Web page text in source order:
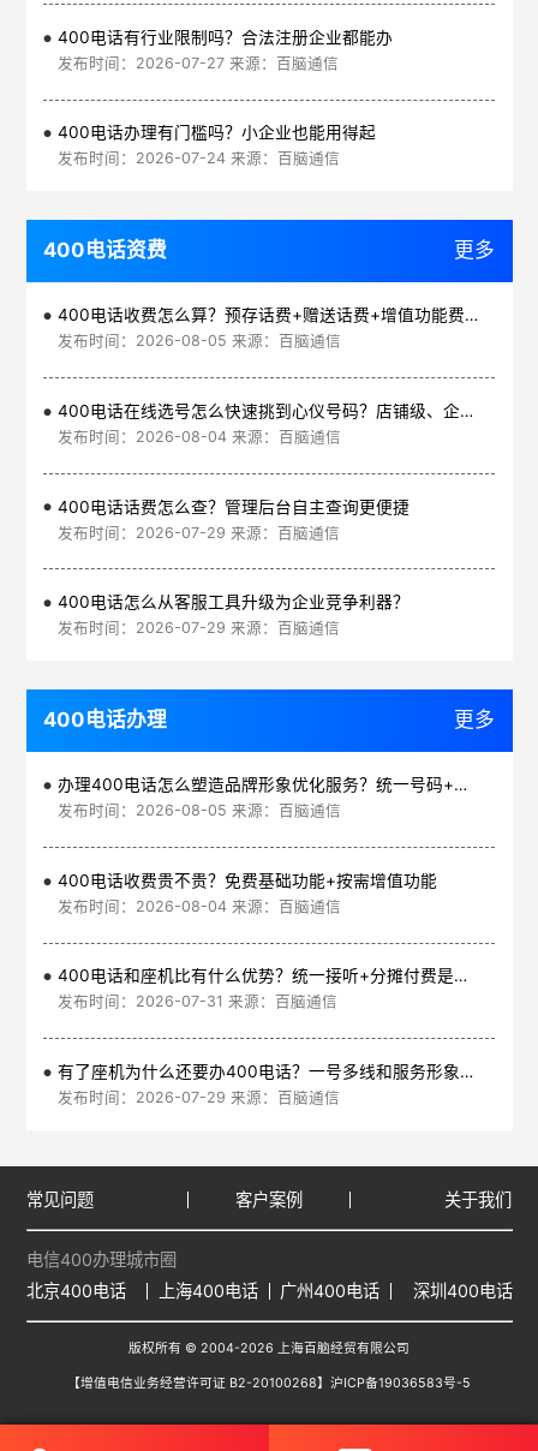
400电话有行业限制吗？合法注册企业都能办
发布时间：2026-07-27 来源：百脑通信
400电话办理有门槛吗？小企业也能用得起
发布时间：2026-07-24 来源：百脑通信
400电话资费 更多
400电话收费怎么算？预存话费+赠送话费+增值功能费透明实惠
发布时间：2026-08-05 来源：百脑通信
400电话在线选号怎么快速挑到心仪号码？店铺级、企业级、集团级一次看清
发布时间：2026-08-04 来源：百脑通信
400电话话费怎么查？管理后台自主查询更便捷
发布时间：2026-07-29 来源：百脑通信
400电话怎么从客服工具升级为企业竞争利器？
发布时间：2026-07-29 来源：百脑通信
400电话办理 更多
办理400电话怎么塑造品牌形象优化服务？统一号码+智能管理平台
发布时间：2026-08-05 来源：百脑通信
400电话收费贵不贵？免费基础功能+按需增值功能
发布时间：2026-08-04 来源：百脑通信
400电话和座机比有什么优势？统一接听+分摊付费是核心
发布时间：2026-07-31 来源：百脑通信
有了座机为什么还要办400电话？一号多线和服务形象是核心
发布时间：2026-07-29 来源：百脑通信
常见问题 客户案例 关于我们
电信400办理城市圈
北京400电话
上海400电话 广州400电话 深圳400电话
版权所有 © 2004-2026 上海百脑经贸有限公司
【增值电信业务经营许可证 B2-20100268】 沪ICP备19036583号-5